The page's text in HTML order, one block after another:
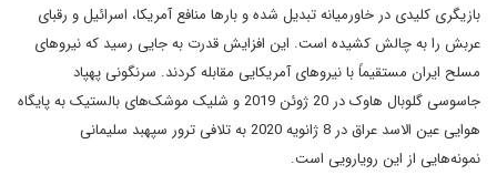
بازیگری کلیدی در خاورمیانه تبدیل شده و بارها منافع آمریکا، اسرائیل و رقبای
عربش را به چالش کشیده است. این افزایش قدرت به جایی رسید که نیروهای
مسلح ایران مستقیماً با نیروهای آمریکایی مقابله کردند. سرنگونی پهپاد
جاسوسی گلوبال هاوک در 20 ژوئن 2019 و شلیک موشک‌های بالستیک به پایگاه
هوایی عین الاسد عراق در 8 ژانویه 2020 به تلافی ترور سپهبد سلیمانی
نمونه‌هایی از این رویارویی است.